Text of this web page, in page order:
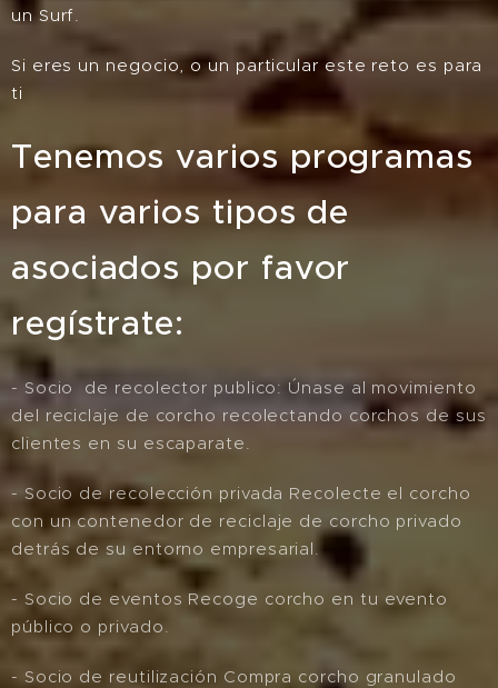
un Surf.
Si eres un negocio, o un particular este reto es para
ti
Tenemos varios programas
para varios tipos de
asociados por favor
regístrate:
- Socio de recolector publico: Únase al movimiento
del reciclaje de corcho recolectando corchos de sus
clientes en su escaparate.
- Socio de recolección privada Recolecte el corcho
con un contenedor de reciclaje de corcho privado
detrás de su entorno empresarial.
- Socio de eventos Recoge corcho en tu evento
público o privado.
- Socio de reutilización Compra corcho granulado